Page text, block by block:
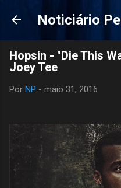
Pular para o
Noticiário
Hopsin - "Die This
Joey Tee
Por NP - maio 31, 2016